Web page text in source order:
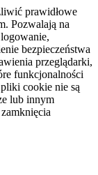
prawidłowe
Pozwalają na
bezpieczeństwa
przeglądarki,
funkcjonalności
cookie nie są
lub innym